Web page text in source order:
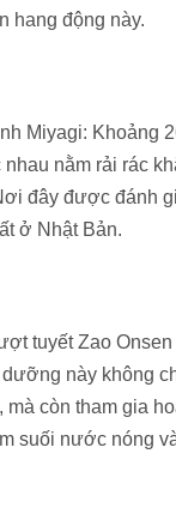
hang động này.
Miyagi: Khoảng
nằm rải rác
đây được đánh
ở Nhật Bản.
tuyết Zao Onsen
này không
mà còn tham gia
suối nước nóng